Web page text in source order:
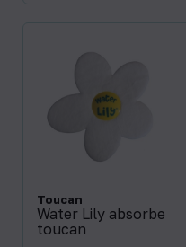
Toucan
Water Lily absorbe
toucan